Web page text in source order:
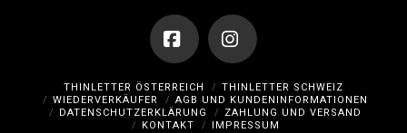
FacebookInstagram
THINLETTER ÖSTERREICH
THINLETTER SCHWEIZ
WIEDERVERKÄUFER
AGB UND KUNDENINFORMATIONEN
DATENSCHUTZERKLÄRUNG
ZAHLUNG UND VERSAND
KONTAKT
IMPRESSUM